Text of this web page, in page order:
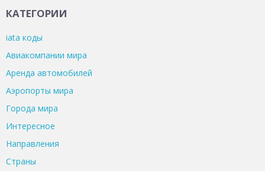
КАТЕГОРИИ
iata коды
Авиакомпании мира
Аренда автомобилей
Аэропорты мира
Города мира
Интересное
Направления
Страны